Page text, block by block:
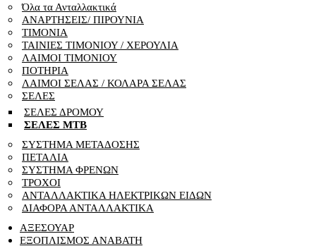
Όλα τα Ανταλλακτικά
ΑΝΑΡΤΗΣΕΙΣ/ ΠΙΡΟΥΝΙΑ
ΤΙΜΟΝΙΑ
ΤΑΙΝΙΕΣ ΤΙΜΟΝΙΟΥ / ΧΕΡΟΥΛΙΑ
ΛΑΙΜΟΙ ΤΙΜΟΝΙΟΥ
ΠΟΤΗΡΙΑ
ΛΑΙΜΟΙ ΣΕΛΑΣ / ΚΟΛΑΡΑ ΣΕΛΑΣ
ΣΕΛΕΣ
ΣΕΛΕΣ ΔΡΟΜΟΥ
ΣΕΛΕΣ ΜΤΒ
ΣΥΣΤΗΜΑ ΜΕΤΑΔΟΣΗΣ
ΠΕΤΑΛΙΑ
ΣΥΣΤΗΜΑ ΦΡΕΝΩΝ
ΤΡΟΧΟΙ
ΑΝΤΑΛΛΑΚΤΙΚΑ ΗΛΕΚΤΡΙΚΩΝ ΕΙΔΩΝ
ΔΙΑΦΟΡΑ ΑΝΤΑΛΛΑΚΤΙΚΑ
ΑΞΕΣΟΥΑΡ
ΕΞΟΠΛΙΣΜΟΣ ΑΝΑΒΑΤΗ